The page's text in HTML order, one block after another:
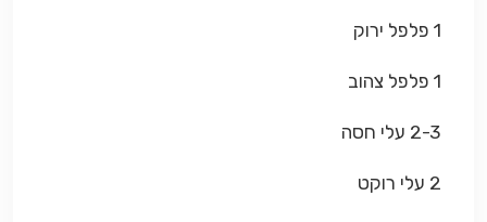
1 פלפל ירוק
1 פלפל צהוב
2-3 עלי חסה
2 עלי רוקט